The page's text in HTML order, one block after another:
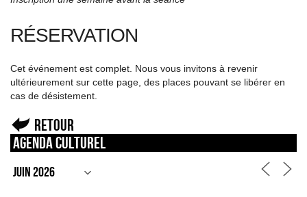
RÉSERVATION
Cet événement est complet. Nous vous invitons à revenir
ultérieurement sur cette page, des places pouvant se libérer en
cas de désistement.
Retour
Agenda culturel